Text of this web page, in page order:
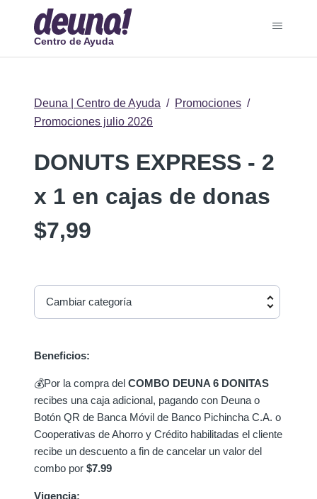
Centro de Ayuda
Deuna | Centro de Ayuda
Promociones
Promociones julio 2026
DONUTS EXPRESS - 2
x 1 en cajas de donas
$7,99
Cambiar categoría
Beneficios:
💰Por la compra del COMBO DEUNA 6 DONITAS
recibes una caja adicional, pagando con Deuna o
Botón QR de Banca Móvil de Banco Pichincha C.A. o
Cooperativas de Ahorro y Crédito habilitadas el cliente
recibe un descuento a fin de cancelar un valor del
combo por $7.99
Vigencia: